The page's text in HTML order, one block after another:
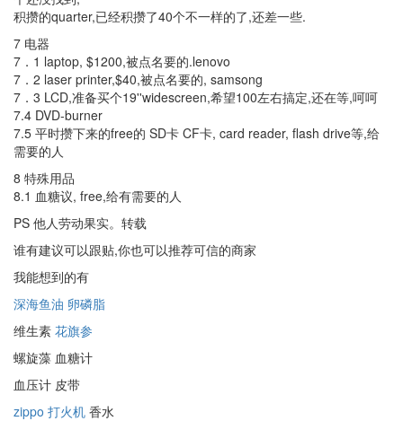
积攒的quarter,已经积攒了40个不一样的了,还差一些.
7 电器
7．1 laptop, $1200,被点名要的.lenovo
7．2 laser printer,$40,被点名要的, samsong
7．3 LCD,准备买个19''widescreen,希望100左右搞定,还在等,呵呵
7.4 DVD-burner
7.5 平时攒下来的free的 SD卡 CF卡, card reader, flash drive等,给
需要的人
8 特殊用品
8.1 血糖议, free,给有需要的人
PS 他人劳动果实。转载
谁有建议可以跟贴,你也可以推荐可信的商家
我能想到的有
深海鱼油 卵磷脂
维生素 花旗参
螺旋藻 血糖计
血压计 皮带
zippo 打火机 香水